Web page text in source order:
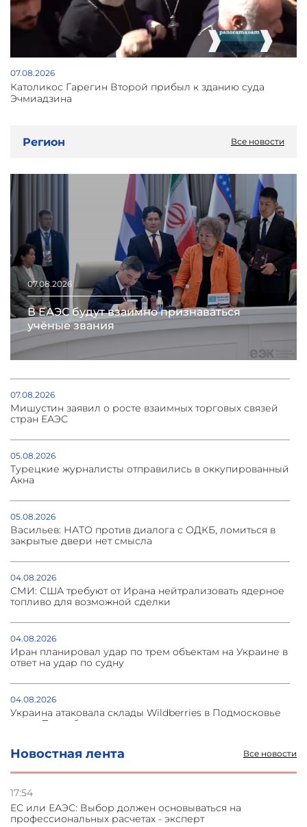
Новостная лента Все новости
17:54
ЕС или ЕАЭС: Выбор должен основываться на
профессиональных расчетах - эксперт
07.08.2026
Католикос Гарегин Второй прибыл к зданию суда
Эчмиадзина
Регион Все новости
07.08.2026
В ЕАЭС будут взаимно признаваться
учёные звания
07.08.2026
Мишустин заявил о росте взаимных торговых связей
стран ЕАЭС
05.08.2026
Турецкие журналисты отправились в оккупированный
Акна
05.08.2026
Васильев: НАТО против диалога с ОДКБ, ломиться в
закрытые двери нет смысла
04.08.2026
СМИ: США требуют от Ирана нейтрализовать ядерное
топливо для возможной сделки
04.08.2026
Иран планировал удар по трем объектам на Украине в
ответ на удар по судну
04.08.2026
Украина атаковала склады Wildberries в Подмосковье
и под Петербургом
03.08.2026
Стратегия безопасности ОДКБ допускает применение
03.08.2026